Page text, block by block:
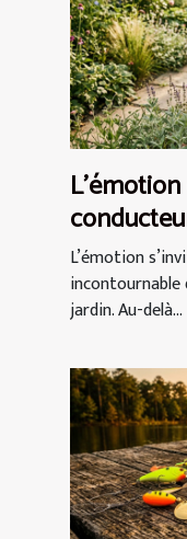
concevoir
L’émotion
incontournable
jardin. Au-delà...